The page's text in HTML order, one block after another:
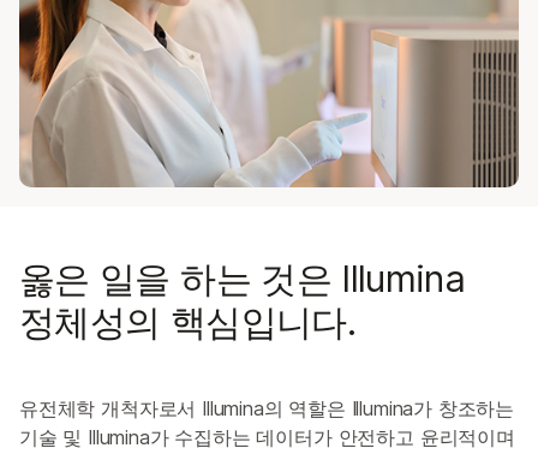
책임
CSR 허브
ALSO EXPLORE
개요서
관리 팀
Mergers & Acquisitions
윤리 자문 위원회
옳은 일을 하는 것은 Illumina
정체성의 핵심입니다.
유전체학 개척자로서 Illumina의 역할은 Illumina가 창조하는
기술 및 Illumina가 수집하는 데이터가 안전하고 윤리적이며